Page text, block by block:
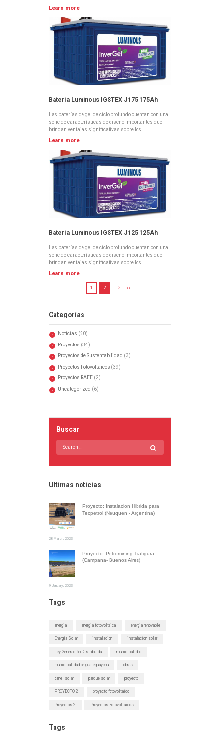
Learn more
Batería Luminous IGSTEX J175 175Ah
Las baterías de gel de ciclo profundo cuentan con una
serie de características de diseño importantes que
brindan ventajas significativas sobre los...
Learn more
Batería Luminous IGSTEX J125 125Ah
Las baterías de gel de ciclo profundo cuentan con una
serie de características de diseño importantes que
brindan ventajas significativas sobre los...
Learn more
1 2
Categorías
Noticias (20)
Proyectos (34)
Proyectos de Sustentabilidad (3)
Proyectos Fotovoltaicos (39)
Proyectos RAEE(2)
Uncategorized (6)
Buscar
Ultimas noticias
Proyecto: Instalacion Hibrida para
Tecpetrol (Neuquen - Argentina)
28 March, 2023
Proyecto: Petromining Trafigura
(Campana- Buenos Aires)
9 January, 2023
Tags
energia energia fotovoltaica energia renovable
Energía Solar instalacion instalacion solar
Ley Generación Distribuida municipalidad
municipalidad de gualeguaychu obras
panel solar parque solar proyecto
PROYECTO 2 proyecto fotovoltaico
Proyectos 2 Proyectos Fotovoltaicos
Tags